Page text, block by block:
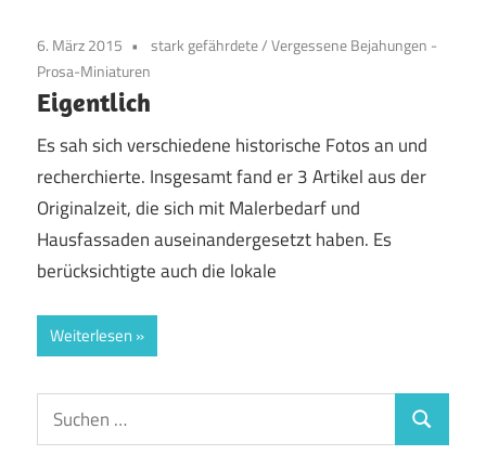
6. März 2015 stark gefährdete/Vergessene Bejahungen -
Prosa-Miniaturen
Eigentlich
Es sah sich verschiedene historische Fotos an und
recherchierte. Insgesamt fand er 3 Artikel aus der
Originalzeit, die sich mit Malerbedarf und
Hausfassaden auseinandergesetzt haben. Es
berücksichtigte auch die lokale
Weiterlesen
Suchen
nach:
Suchen